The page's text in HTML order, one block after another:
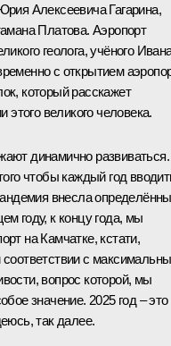
Алексеевича Гагарина,
Платова. Аэропорт
геолога, учёного
с открытием
который расскажет
этого великого человека.
динамично развиваться.
чтобы каждый год
внесла
году, к концу года, мы
на Камчатке, кстати,
с
вопрос которой, мы
значение. 2025 год – это
так далее.